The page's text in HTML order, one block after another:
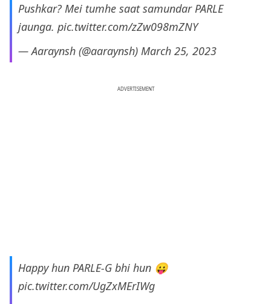
Pushkar? Mei tumhe saat samundar PARLE
jaunga. pic.twitter.com/zZw098mZNY
— Aaraynsh (@aaraynsh) March 25, 2023
ADVERTISEMENT
Happy hun PARLE-G bhi hun 😛
pic.twitter.com/UgZxMErIWg